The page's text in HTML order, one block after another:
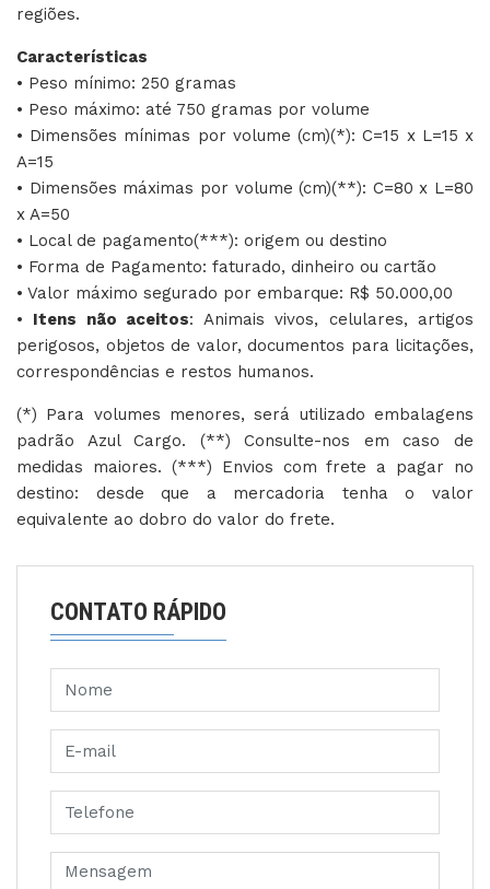
regiões.
Características
• Peso mínimo: 250 gramas
• Peso máximo: até 750 gramas por volume
• Dimensões mínimas por volume (cm)(*): C=15 x L=15 x
A=15
• Dimensões máximas por volume (cm)(**): C=80 x L=80
x A=50
• Local de pagamento(***): origem ou destino
• Forma de Pagamento: faturado, dinheiro ou cartão
• Valor máximo segurado por embarque: R$ 50.000,00
• Itens não aceitos: Animais vivos, celulares, artigos
perigosos, objetos de valor, documentos para licitações,
correspondências e restos humanos.
(*) Para volumes menores, será utilizado embalagens
padrão Azul Cargo. (**) Consulte-nos em caso de
medidas maiores. (***) Envios com frete a pagar no
destino: desde que a mercadoria tenha o valor
equivalente ao dobro do valor do frete.
CONTATO RÁPIDO